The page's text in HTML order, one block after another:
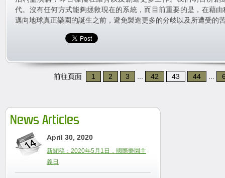
代。沒有任何方式能夠拯救現在的系統，而目前重要的是，在藉
邁向地球真正樂園的誕生之前，避免製造更多的分歧以及所遭受的
前往頁面 1 2 3 42 43 44
News Articles
April 30, 2020
新聞稿：2020年5月1日，國際樂園主
義日